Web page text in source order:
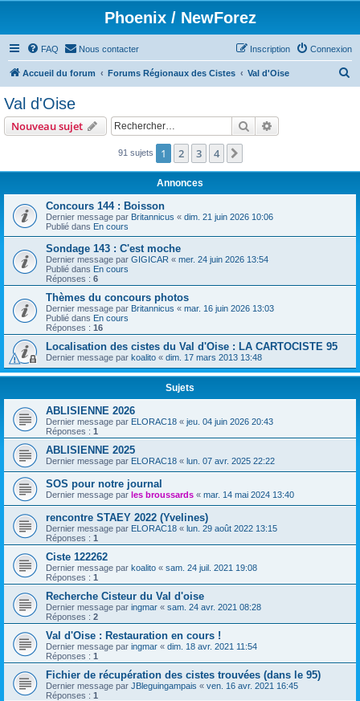
Phoenix / NewForez
FAQ Nous contacter Connexion
Inscription
Accueil du forum Forums Régionaux des Cistes Val d'Oise
Val d'Oise
Nouveau sujet Rechercher
91 sujets 1 2 3 4
Annonces
Concours 144 : Boisson
Dernier message par Britannicus « dim. 21 juin 2026 10:06
Publié dans En cours
Sondage 143 : C'est moche
Dernier message par GIGICAR « mer. 24 juin 2026 13:54
Publié dans En cours
Réponses : 6
Thèmes du concours photos
Dernier message par Britannicus « mar. 16 juin 2026 13:03
Publié dans En cours
Réponses : 16
Localisation des cistes du Val d'Oise : LA CARTOCISTE 95
Dernier message par koalito « dim. 17 mars 2013 13:48
Sujets
ABLISIENNE 2026
Dernier message par ELORAC18 « jeu. 04 juin 2026 20:43
Réponses : 1
ABLISIENNE 2025
Dernier message par ELORAC18 « lun. 07 avr. 2025 22:22
SOS pour notre journal
Dernier message par les broussards « mar. 14 mai 2024 13:40
rencontre STAEY 2022 (Yvelines)
Dernier message par ELORAC18 « lun. 29 août 2022 13:15
Réponses : 1
Ciste 122262
Dernier message par koalito « sam. 24 juil. 2021 19:08
Réponses : 1
Recherche Cisteur du Val d'oise
Dernier message par ingmar « sam. 24 avr. 2021 08:28
Réponses : 2
Val d'Oise : Restauration en cours !
Dernier message par ingmar « dim. 18 avr. 2021 11:54
Réponses : 1
Fichier de récupération des cistes trouvées (dans le 95)
Dernier message par JBleguingampais « ven. 16 avr. 2021 16:45
Réponses : 1